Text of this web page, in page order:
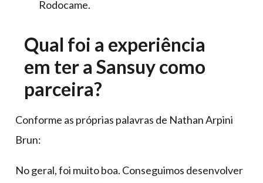
Rodocame.
Qual foi a experiência
em ter a Sansuy como
parceira?
Conforme as próprias palavras de Nathan Arpini
Brun:
No geral, foi muito boa. Conseguimos desenvolver